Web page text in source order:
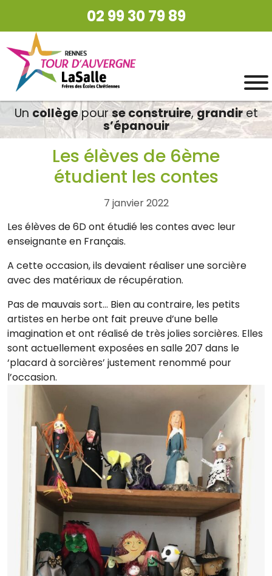
02 99 30 79 89
Un collègepourse construire,grandiret
s’épanouir
Les élèves de 6ème
étudient les contes
7 janvier 2022
Les élèves de 6D ont étudié les contes avec leur
enseignante en Français.
A cette occasion, ils devaient réaliser une sorcière
avec des matériaux de récupération.
Pas de mauvais sort… Bien au contraire, les petits
artistes en herbe ont fait preuve d’une belle
imagination et ont réalisé de très jolies sorcières. Elles
sont actuellement exposées en salle 207 dans le
‘placard à sorcières’ justement renommé pour
l’occasion.